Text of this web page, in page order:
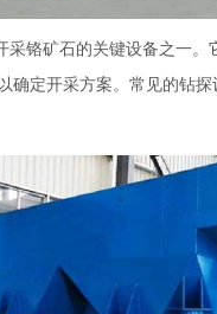
采铬矿石的关键设备之一。
确定开采方案。常见的钻